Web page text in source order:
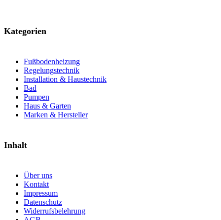
Kategorien
Fußbodenheizung
Regelungstechnik
Installation & Haustechnik
Bad
Pumpen
Haus & Garten
Marken & Hersteller
Inhalt
Über uns
Kontakt
Impressum
Datenschutz
Widerrufsbelehrung